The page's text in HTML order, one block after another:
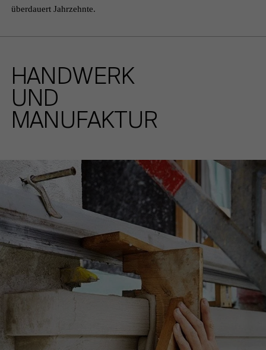
überdauert Jahrzehnte.
HANDWERK
UND
MANUFAKTUR